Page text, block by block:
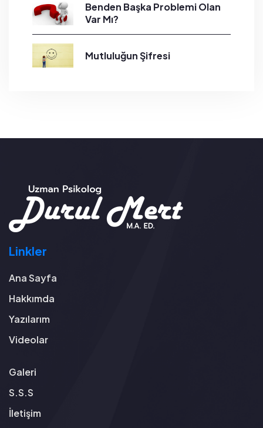
Benden Başka Problemi Olan
Var Mı?
Mutluluğun Şifresi
Linkler
Ana Sayfa
Hakkımda
Yazılarım
Videolar
Galeri
S.S.S
İletişim